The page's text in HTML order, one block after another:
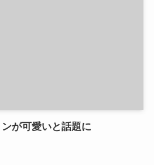
ンが可愛いと話題に